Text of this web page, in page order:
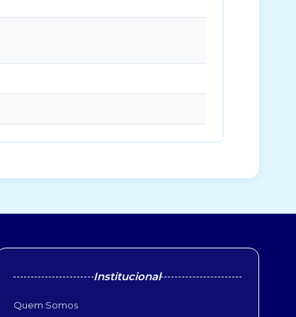
Institucional
Quem Somos